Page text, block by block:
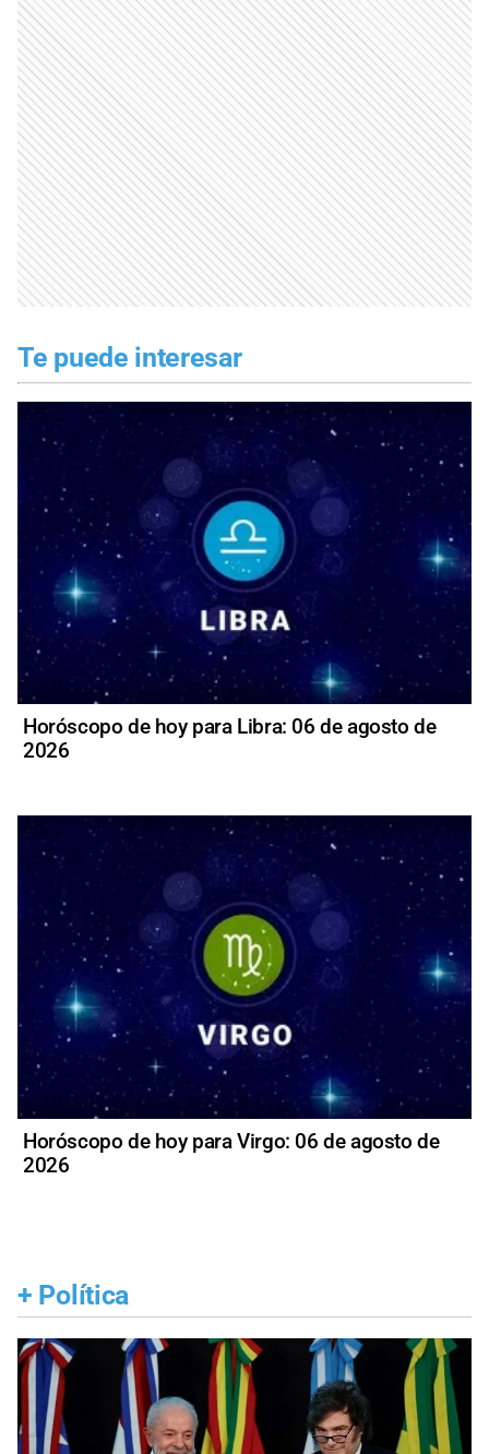
Te puede interesar
Horóscopo de hoy para Libra: 06 de agosto de
2026
Horóscopo de hoy para Virgo: 06 de agosto de
2026
+ Política